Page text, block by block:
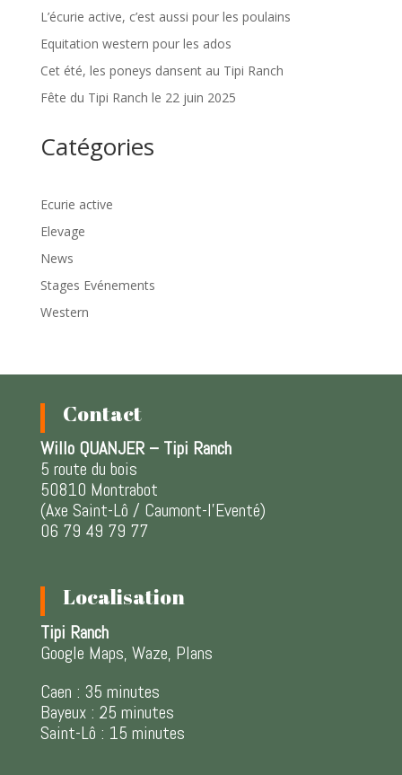
L’écurie active, c’est aussi pour les poulains
Equitation western pour les ados
Cet été, les poneys dansent au Tipi Ranch
Fête du Tipi Ranch le 22 juin 2025
Catégories
Ecurie active
Elevage
News
Stages Evénements
Western
Contact
Willo QUANJER – Tipi Ranch
5 route du bois
50810 Montrabot
(Axe Saint-Lô / Caumont-l’Eventé)
06 79 49 79 77
Localisation
Tipi Ranch
Google Maps, Waze, Plans
Caen : 35 minutes
Bayeux : 25 minutes
Saint-Lô : 15 minutes